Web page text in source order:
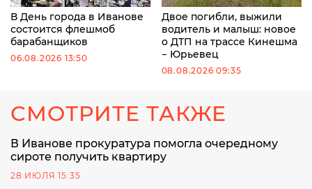
В День города в Иванове
состоится флешмоб
барабанщиков
06.08.2026 13:50
Двое погибли, выжили
водитель и малыш: новое
о ДТП на трассе Кинешма
− Юрьевец
08.08.2026 09:35
СМОТРИТЕ ТАКЖЕ
В Иванове прокуратура помогла очередному
сироте получить квартиру
28 ИЮЛЯ 15:35